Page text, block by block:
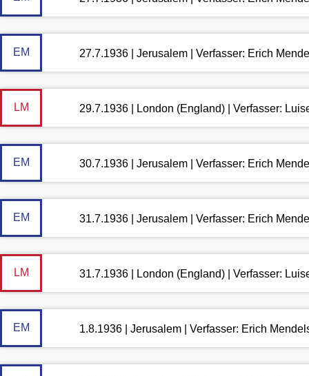
EM 27.7.1936 | Jerusalem | Verfasser: Erich
LM 29.7.1936 | London (England) | Verfasser:
EM 30.7.1936 | Jerusalem | Verfasser: Erich
EM 31.7.1936 | Jerusalem | Verfasser: Erich
LM 31.7.1936 | London (England) | Verfasser:
EM 1.8.1936 | Jerusalem | Verfasser: Erich